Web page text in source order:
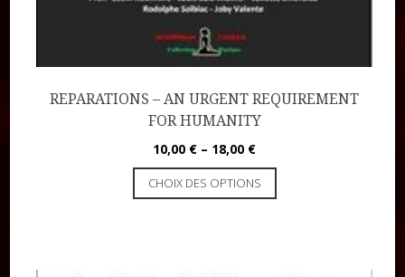
REPARATIONS – AN URGENT REQUIREMENT
FOR HUMANITY
10,00 € – 18,00 €
CHOIX DES OPTIONS